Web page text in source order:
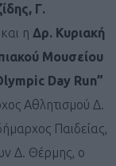
Γ.
και η Δρ. Κυριακή
Μουσείου
Day Run”
Αθλητισμού Δ.
Παιδείας,
Δ. Θέρμης, ο